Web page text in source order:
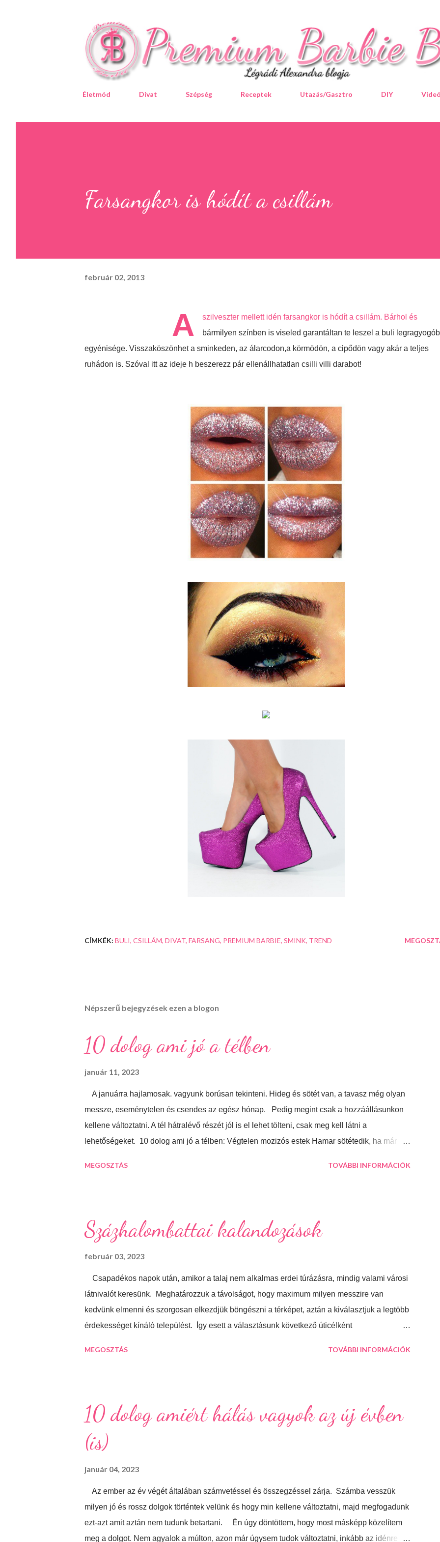
Életmód Divat Szépség Receptek Utazás/Gasztro DIY
Farsangkor is hódít a csillám
február 02, 2013
A
szilveszter mellett idén farsangkor is hódít a csillám. Bárhol és
bármilyen színben is viseled garantáltan te leszel a buli
egyénisége. Visszaköszönhet a sminkeden, az álarcodon,a körmödön, a cipődön vagy akár a teljes
ruhádon is. Szóval itt az ideje h beszerezz pár ellenállhatatlan csilli villi darabot!
CÍMKÉK: BULI CSILLÁM DIVAT FARSANG PREMIUM BARBIE SMINK TREND
Népszerű bejegyzések ezen a blogon
10 dolog ami jó a télben
január 11, 2023
A januárra hajlamosak. vagyunk borúsan tekinteni. Hideg és sötét van, a tavasz még olyan
messze, eseménytelen és csendes az egész hónap. Pedig megint csak a hozzáállásunkon
kellene változtatni. A tél hátralévő részét jól is el lehet tölteni, csak meg kell látni a
lehetőségeket. 10 dolog ami jó a télben: Végtelen mozizós estek Hamar sötétedik, ha már
tartalmas és forró krémlevest kanalaz. Illatos, forró fürdők Azt hiszem ehhez nem is kell mit
hozzáfűzni... Hangulatfények mindenhol Bátran rakd velük tele te is a lakásodat, meglátod
MEGOSZTÁS TOVÁBBI INFORMÁCIÓK
Százhalombattai kalandozások
február 03, 2023
Csapadékos napok után, amikor a talaj nem alkalmas erdei túrázásra, mindig valami városi
látnivalót keresünk. Meghatározzuk a távolságot, hogy maximum milyen messzire van
kedvünk elmenni és szorgosan elkezdjük böngészni a térképet, aztán a kiválasztjuk a legtöbb
érdekességet kínáló települést. Így esett a választásunk következő úticélként
határában húzódó halomsírokra utal, melyeket ma is meg lehet tekinteni a régészeti parkban.
De még mielőtt ide eljutnánk, érdemes megállni a gyönyörűen felújított főtéren, ahol a
Makovecz Imre által tervezett Szent István Templom magas...
MEGOSZTÁS TOVÁBBI INFORMÁCIÓK
10 dolog amiért hálás vagyok az új évben
(is)
január 04, 2023
Az ember az év végét általában számvetéssel és összegzéssel zárja. Számba vesszük
milyen jó és rossz dolgok történtek velünk és hogy min kellene változtatni, majd megfogadunk
ezt-azt amit aztán nem tudunk betartani. Én úgy döntöttem, hogy most másképp közelítem
meg a dolgot. Nem agyalok a múlton, azon már úgysem tudok változtatni, inkább az idénre